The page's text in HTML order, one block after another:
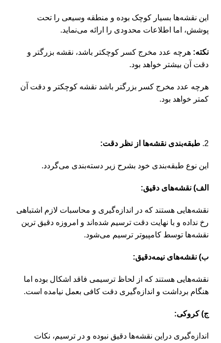
این نقشه‌ها بسیار کوچک بوده و منطقه وسیعی را تحت
پوشش، اما اطلاعات محدودی را ارائه می‌نماید.
نکته: هرچه عدد مخرج کسر کوچکتر باشد، نقشه بزرگتر و
دقت آن بیشتر خواهد بود.
هرچه عدد مخرج کسر بزرگتر باشد نقشه کوچکتر و دقت آن
کمتر خواهد بود.
طبقه‌بندی نقشه‌ها از نظر دقت:
این نوع طبقه‌بندی خود بشرح زیر دسته‌بندی می‌گردد.
الف) نقشه‌های دقیق:
نقشه‌هایی هستند که در اندازه‌گیری و محاسبات لازم اشتباهی
رخ نداده و با نهایت دقت ترسیم شده‌اند و امروزه دقیق ترین
نقشه‌ها توسط کامپیوتر ترسیم می‌شود.
ب) نقشه‌های نیمه‌دقیق:
نقشه‌هایی هستند که از لحاظ ترسیمی فاقد اشکال بوده اما
هنگام برداشت و اندازه‌گیری دقت کافی بعمل نیامده است.
ج) کروکی:
اندازه‌گیری در‌این نقشه‌ها دقیق نبوده و در ترسیم، نکات